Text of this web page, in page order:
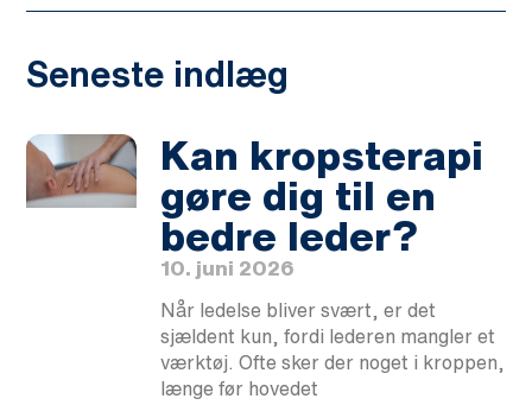
Seneste indlæg
Kan kropsterapi
gøre dig til en
bedre leder?
10. juni 2026
Når ledelse bliver svært, er det
sjældent kun, fordi lederen mangler et
værktøj. Ofte sker der noget i kroppen,
længe før hovedet